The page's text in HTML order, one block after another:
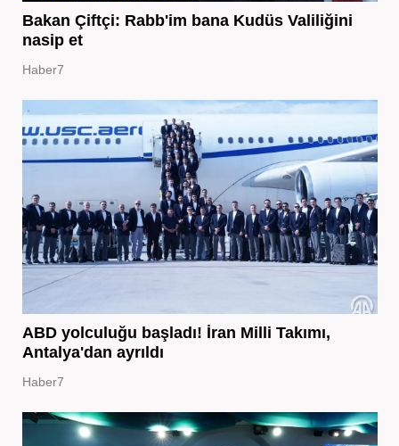
Bakan Çiftçi: Rabb'im bana Kudüs Valiliğini
nasip et
Haber7
ABD yolculuğu başladı! İran Milli Takımı,
Antalya'dan ayrıldı
Haber7